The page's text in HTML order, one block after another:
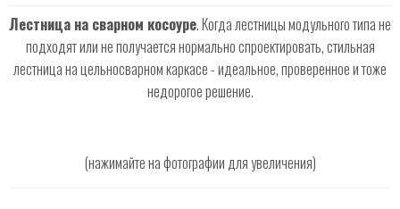
Лестница на сварном косоуре. Когда лестницы модульного типа не
подходят или не получается нормально спроектировать, стильная
лестница на цельносварном каркасе - идеальное, проверенное и тоже
недорогое решение.
(нажимайте на фотографии для увеличения)